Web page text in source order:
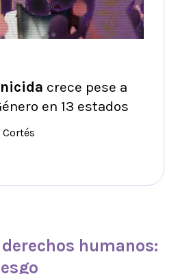
crece pese a
en 13 estados
humanos: